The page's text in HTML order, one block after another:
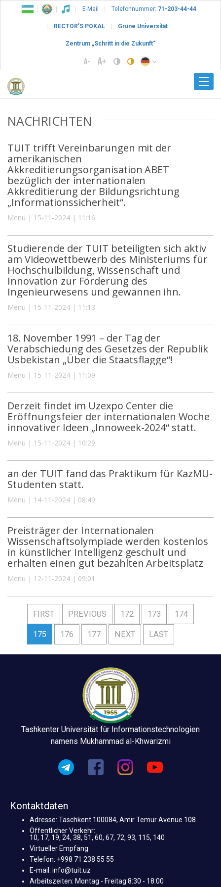
E-Mail Telefonnummer: 71-203-44-44
RECTOR’S POKAL Grüne Universität
Zentrum „Schritt in die Zukunft“
NACHRICHTEN
TUIT trifft Vereinbarungen mit der
amerikanischen
Akkreditierungsorganisation ABET
bezüglich der internationalen
Akkreditierung der Bildungsrichtung
„Informationssicherheit“.
Menu | 15-11-2024 | 11:16
Studierende der TUIT beteiligten sich aktiv
am Videowettbewerb des Ministeriums für
Hochschulbildung, Wissenschaft und
Innovation zur Förderung des
Ingenieurwesens und gewannen ihn.
Menu | 15-11-2024 | 11:13
18. November 1991 – der Tag der
Verabschiedung des Gesetzes der Republik
Usbekistan „Über die Staatsflagge“!
Menu | 15-11-2024 | 11:09
Derzeit findet im Uzexpo Center die
Eröffnungsfeier der internationalen Woche
innovativer Ideen „Innoweek-2024“ statt.
Menu | 15-11-2024 | 10:29
an der TUIT fand das Praktikum für KazMU-
Studenten statt.
Menu | 14-11-2024 | 08:49
Preisträger der Internationalen
Wissenschaftsolympiade werden kostenlos
in künstlicher Intelligenz geschult und
erhalten einen gut bezahlten Arbeitsplatz
Menu | 12-11-2024 | 09:01
FIRST PREVIOUS 172 173 174
175 176 177 NEXT LAST
Tashkenter Universität für Informationstechnologien
namens Mukhammad al-Khwarizmi
Kontaktdaten
Adresse: Taschkent 100084, Amir Temur Avenue 108
Öffentlicher Verkehr:
10, 17, 19, 24, 38, 51, 60, 67, 72, 93, 115, 140
Virtueller Empfang
Telefon: +998 71 238 55 55
E-mail: info@tuit.uz
Arbeitszeiten: Montag - Freitag 8:30 - 18:00